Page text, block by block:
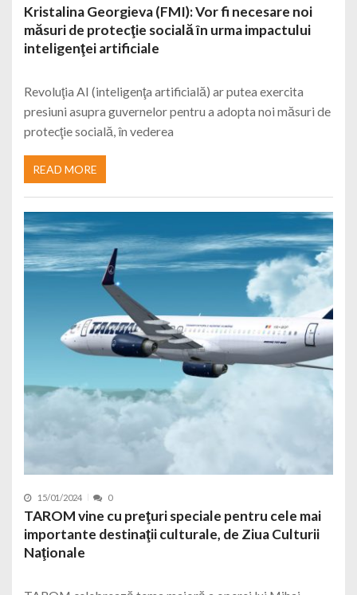
Kristalina Georgieva (FMI): Vor fi necesare noi
măsuri de protecţie socială în urma impactului
inteligenţei artificiale
Revoluţia AI (inteligenţa artificială) ar putea exercita
presiuni asupra guvernelor pentru a adopta noi măsuri de
protecţie socială, în vederea
READ MORE
15/01/2024 0
TAROM vine cu preţuri speciale pentru cele mai
importante destinaţii culturale, de Ziua Culturii
Naţionale